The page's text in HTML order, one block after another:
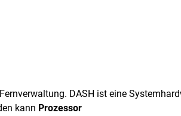
DASH ist eine
kann Prozessor